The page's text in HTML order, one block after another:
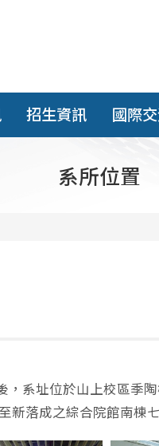
招生資訊 國際
系所位置
，系址位於山上校區季陶
新落成之綜合院館南棟